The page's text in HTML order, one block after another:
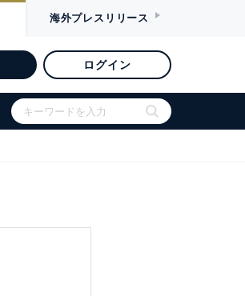
海外プレスリリース
ログイン